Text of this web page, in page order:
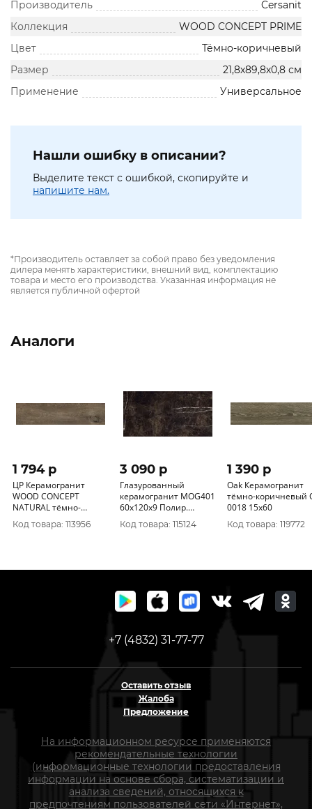
Производитель
Cersanit
Коллекция
WOOD CONCEPT PRIME
Цвет
Тёмно-коричневый
Размер
21,8х89,8х0,8 см
Применение
Универсальное
Нашли ошибку в описании?
Выделите текст с ошибкой, скопируйте и
напишите нам.
*Производитель оставляет за собой право без уведомления
дилера менять характеристики, внешний вид, комплектацию
товара и место его производства. Указанная информация не
является публичной офертой
Аналоги
1 794 p
ЦР Керамогранит
WOOD CONCEPT
NATURAL тёмно-
коричневый
ректификат (21, 8*89,
Код товара: 113956
3 090 p
Глазурованный
керамогранит MOG401
60x120x9 Полир.
(Керамический
гранит) (0_050)
Код товара: 115124
1 390 p
Oak Керамогранит
тёмно-коричневый
0018 15х60
Код товара: 119772
+7 (4832) 31-77-77
Оставить отзыв
Жалоба
Предложение
На информационном ресурсе применяются
рекомендательные технологии
(информационные технологии предоставления
информации на основе сбора, систематизации и
анализа сведений, относящихся к
предпочтениям пользователей сети «Интернет»,